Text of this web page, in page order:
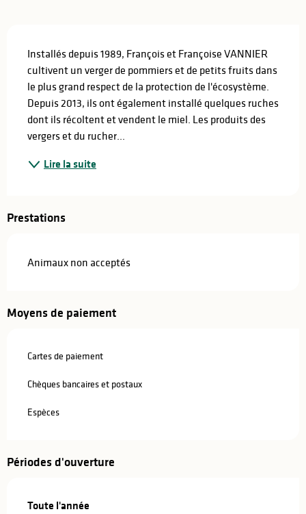
Installés depuis 1989, François et Françoise VANNIER
cultivent un verger de pommiers et de petits fruits dans
le plus grand respect de la protection de l'écosystème.
Depuis 2013, ils ont également installé quelques ruches
dont ils récoltent et vendent le miel. Les produits des
vergers et du rucher...
Lire la suite
Prestations
Animaux non acceptés
Moyens de paiement
Cartes de paiement
Chèques bancaires et postaux
Espèces
Périodes d'ouverture
Toute l'année
Toute l'année